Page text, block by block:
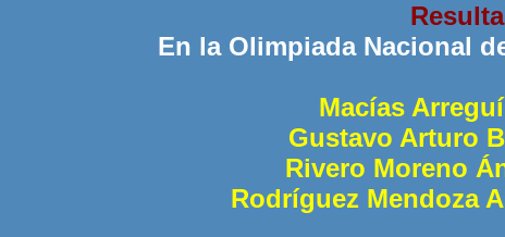
En la Olimpiada Nacional
Macías
Gustavo Arturo
Rivero Moreno
Rodríguez Mendoza